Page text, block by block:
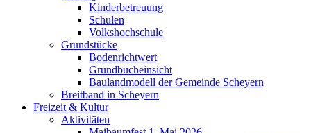
Kinderbetreuung
Schulen
Volkshochschule
Grundstücke
Bodenrichtwert
Grundbucheinsicht
Baulandmodell der Gemeinde Scheyern
Breitband in Scheyern
Freizeit & Kultur
Aktivitäten